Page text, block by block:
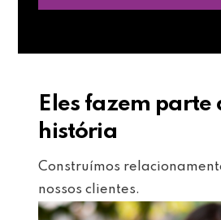
Eles fazem parte
história
Construímos
nossos clientes.